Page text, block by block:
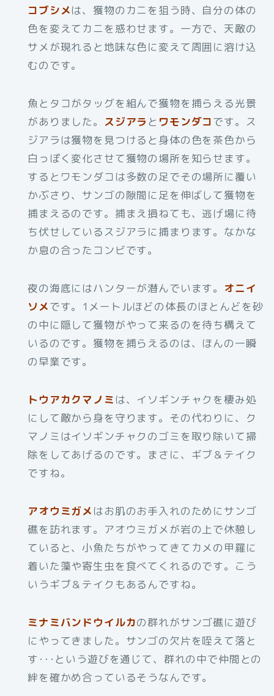
コブシメは、獲物のカニを狙う時、自分の体の
色を変えてカニを惑わせます。一方で、天敵の
サメが現れると地味な色に変えて周囲に溶け込
むのです。
魚とタコがタッグを組んで獲物を捕らえる光景
がありました。 スジアラ と ワモンダコです。ス
ジアラは獲物を見つけると身体の色を茶色から
白っぽく変化させて獲物の場所を知らせます。
するとワモンダコは多数の足でその場所に覆い
かぶさり、サンゴの隙間に足を伸ばして獲物を
捕まえるのです。捕まえ損ねても、逃げ場に待
ち伏せしているスジアラに捕まります。なかな
か息の合ったコンビです。
夜の海底にはハンターが潜んでいます。 オニイ
ソメです。1メートルほどの体長のほとんどを砂
の中に隠して獲物がやって来るのを待ち構えて
いるのです。獲物を捕らえるのは、ほんの一瞬
の早業です。
トウアカクマノミ は、イソギンチャクを棲み処
にして敵から身を守ります。その代わりに、ク
マノミはイソギンチャクのゴミを取り除いて掃
除をしてあげるのです。まさに、ギブ＆テイク
ですね。
アオウミガメ はお肌のお手入れのためにサンゴ
礁を訪れます。アオウミガメが岩の上で休憩し
ていると、小魚たちがやってきてカメの甲羅に
着いた藻や寄生虫を食べてくれるのです。こう
いうギブ＆テイクもあるんですね。
ミナミバンドウイルカの群れがサンゴ礁に遊び
にやってきました。サンゴの欠片を咥えて落と
す･･･という遊びを通じて、群れの中で仲間との
絆を確かめ合っているそうなんです。